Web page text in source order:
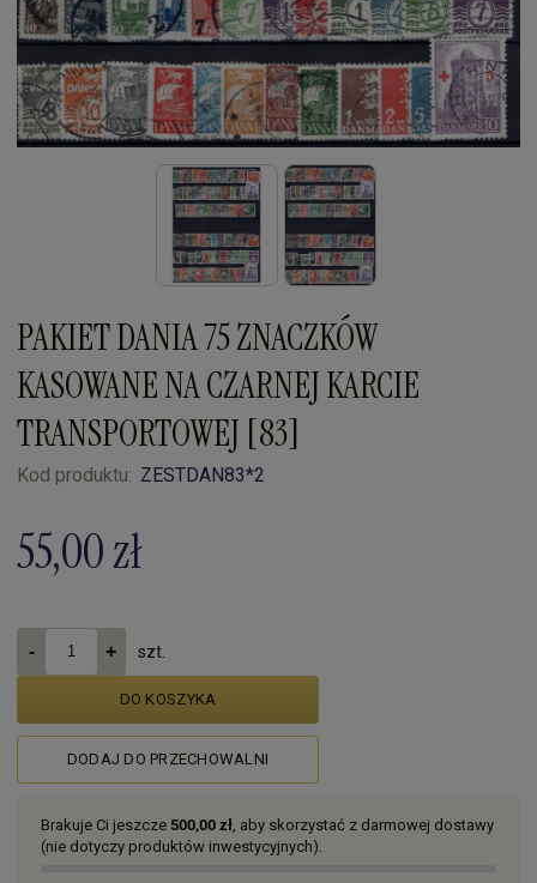
PAKIET DANIA 75 ZNACZKÓW
KASOWANE NA CZARNEJ KARCIE
TRANSPORTOWEJ [83]
Kod produktu: ZESTDAN83*2
55,00 zł
szt.
DO KOSZYKA
DODAJ DO PRZECHOWALNI
Brakuje Ci jeszcze 500,00 zł , aby skorzystać z darmowej dostawy
(nie dotyczy produktów inwestycyjnych).